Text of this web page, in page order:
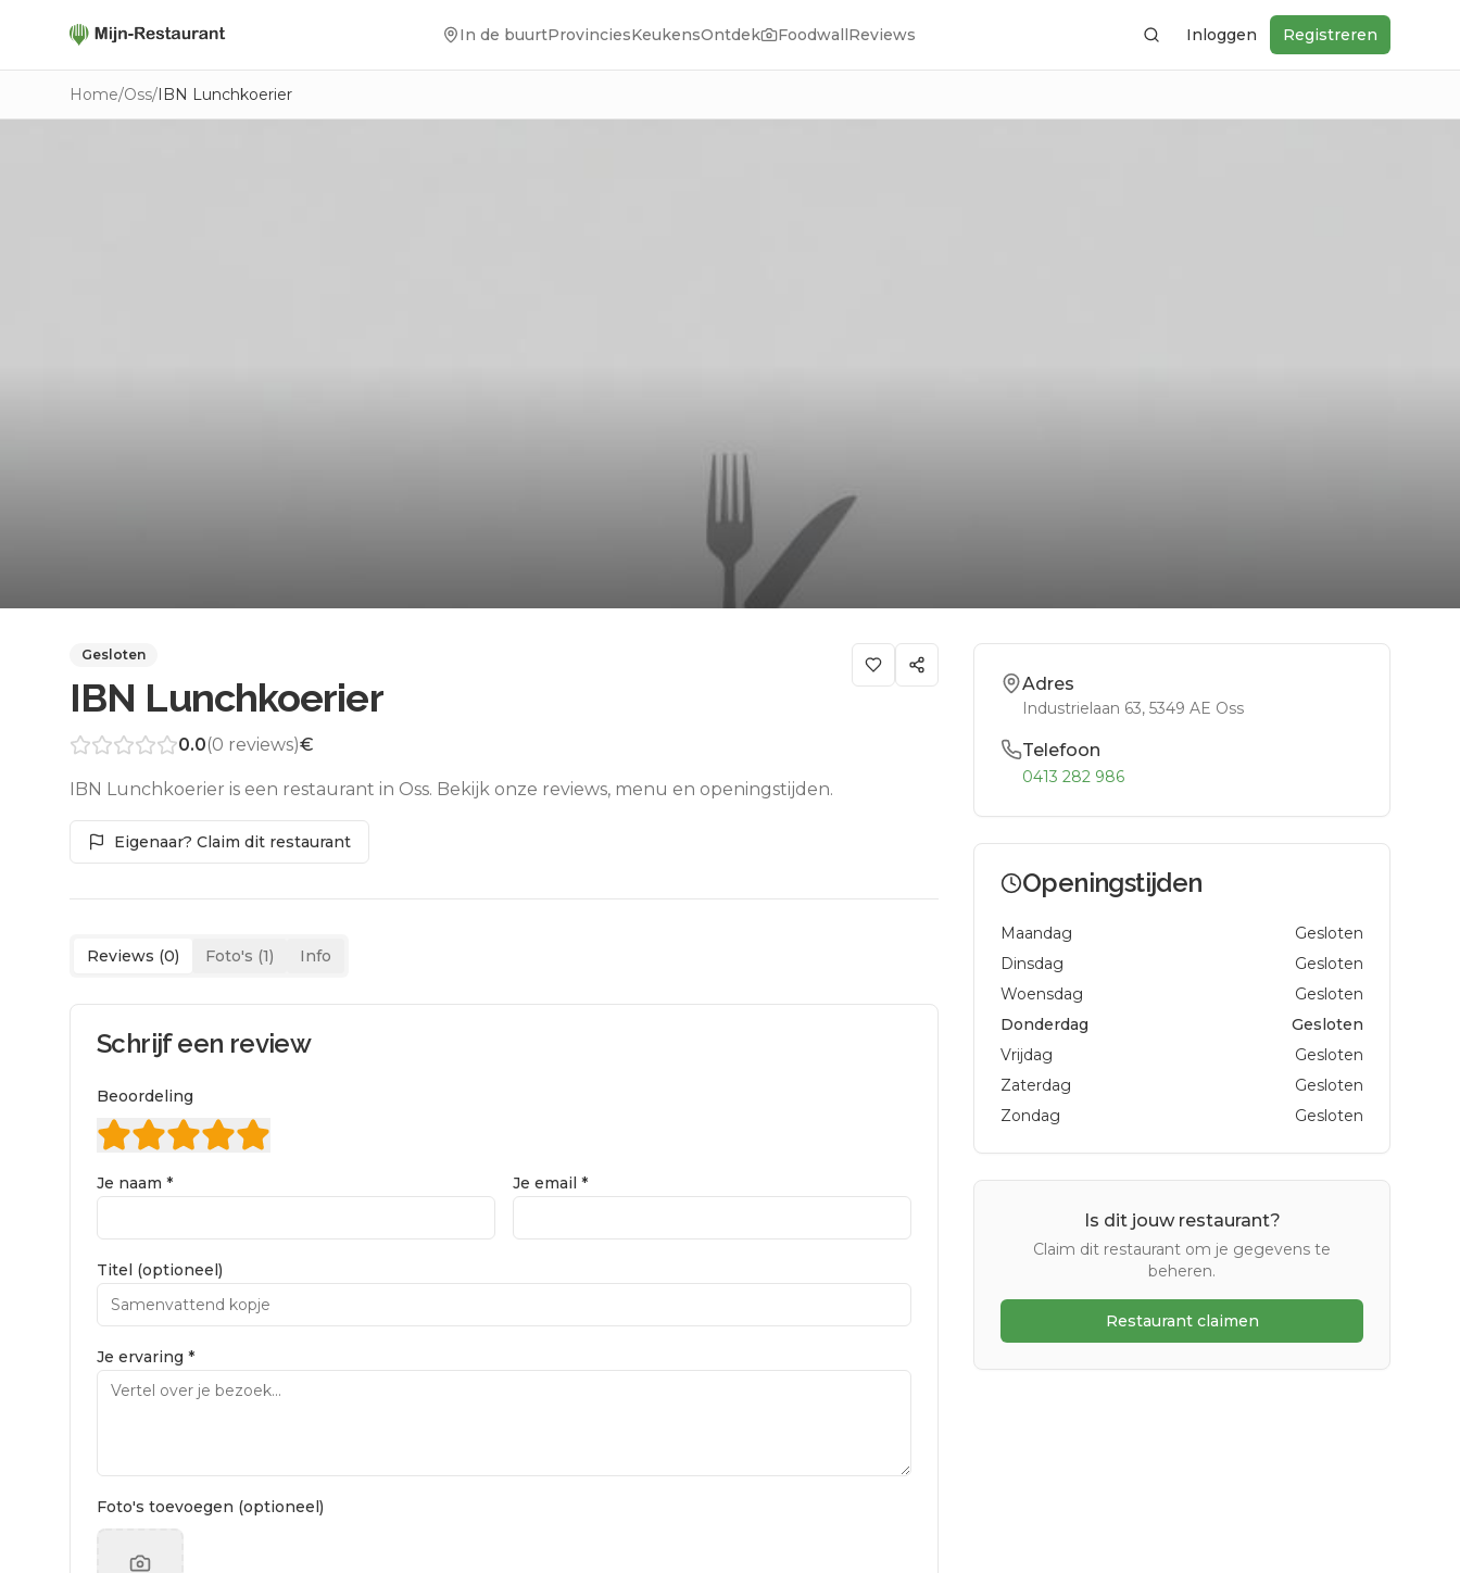
In de buurtProvinciesKeukensOntdek FoodwallReviews ZoekenInloggen Registreren
Home/Oss/IBN Lunchkoerier
Gesloten
IBN Lunchkoerier
0.0(0 reviews)€
IBN Lunchkoerier is een restaurant in Oss. Bekijk onze reviews, menu en openingstijden.
Eigenaar? Claim dit restaurant
Reviews (0) Foto's (1) Info
Schrijf een review
Beoordeling
Je naam * Je email *
Titel (optioneel)
Je ervaring *
Foto's toevoegen (optioneel)
Adres
Industrielaan 63, 5349 AE Oss
Telefoon
0413 282 986
Openingstijden
Maandag
Gesloten
Dinsdag
Gesloten
Woensdag
Gesloten
Donderdag
Gesloten
Vrijdag
Gesloten
Zaterdag
Gesloten
Zondag
Gesloten
Is dit jouw restaurant?
Claim dit restaurant om je gegevens te
beheren.
Restaurant claimen